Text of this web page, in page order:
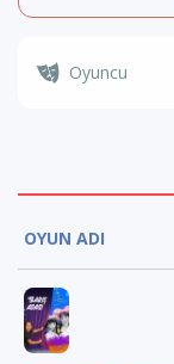
Oyuncu
OYUN ADI